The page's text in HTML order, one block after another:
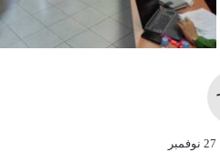
27 نوفمبر